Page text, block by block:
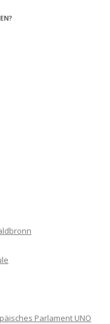
Parlament UNO